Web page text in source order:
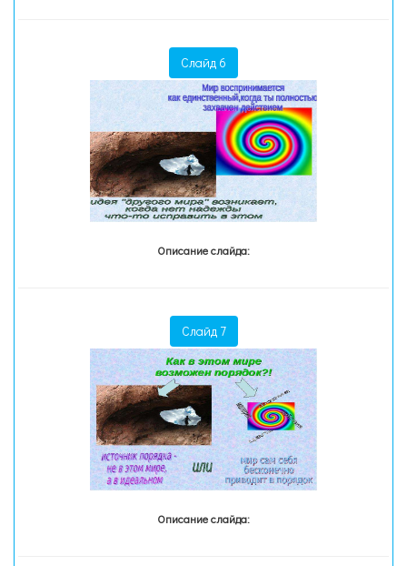
Слайд 6
Описание слайда:
Слайд 7
Описание слайда: